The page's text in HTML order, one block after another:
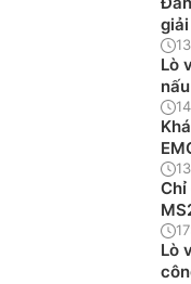
Lò
đa
Chỉ
Lò